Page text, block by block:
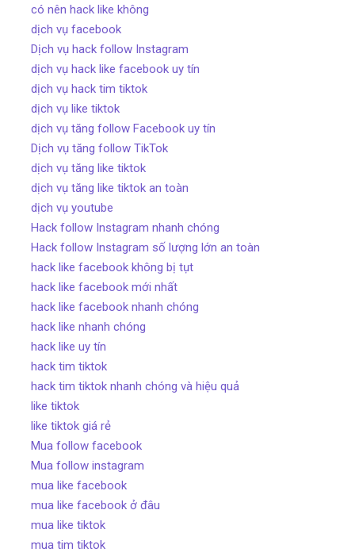
có nên hack like không
dịch vụ facebook
Dịch vụ hack follow Instagram
dịch vụ hack like facebook uy tín
dịch vụ hack tim tiktok
dịch vụ like tiktok
dịch vụ tăng follow Facebook uy tín
Dịch vụ tăng follow TikTok
dịch vụ tăng like tiktok
dịch vụ tăng like tiktok an toàn
dịch vụ youtube
Hack follow Instagram nhanh chóng
Hack follow Instagram số lượng lớn an toàn
hack like facebook không bị tụt
hack like facebook mới nhất
hack like facebook nhanh chóng
hack like nhanh chóng
hack like uy tín
hack tim tiktok
hack tim tiktok nhanh chóng và hiệu quả
like tiktok
like tiktok giá rẻ
Mua follow facebook
Mua follow instagram
mua like facebook
mua like facebook ở đâu
mua like tiktok
mua tim tiktok